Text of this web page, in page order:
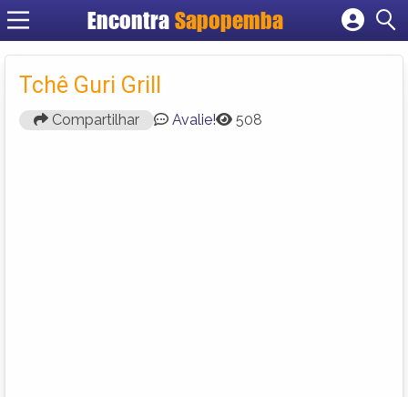
Encontra Sapopemba
Cadastrar empresa
Tchê Guri Grill
Compartilhar Avalie! 508